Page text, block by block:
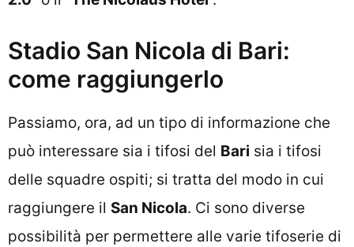
Stadio San Nicola di Bari:
come raggiungerlo
Passiamo, ora, ad un tipo di informazione che
può interessare sia i tifosi del Bari sia i tifosi
delle squadre ospiti; si tratta del modo in cui
raggiungere il San Nicola. Ci sono diverse
possibilità per permettere alle varie tifoserie di